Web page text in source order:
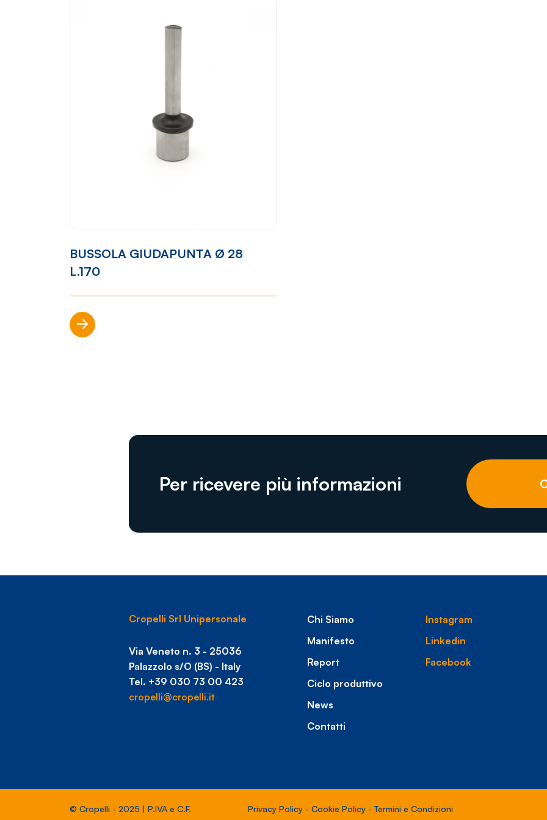
BUSSOLA GIUDAPUNTA Ø 28
L.170
Scopri di più
Per ricevere più informazioni
Cropelli Srl Unipersonale
Via Veneto n. 3 - 25036
Palazzolo s/O (BS) - Italy
Tel. +39 030 73 00 423
cropelli@cropelli.it
Chi Siamo
Manifesto
Report
Ciclo produttivo
News
Contatti
Instagram
Linkedin
Facebook
© Cropelli - 2025 | P.IVA e C.F.
Privacy Policy- Cookie Policy-Termini e Condizioni